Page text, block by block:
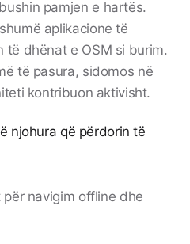
pamjen e hartës.
aplikacione të
të dhënat e OSM si burim.
të pasura, sidomos në
kontribuon aktivisht.
njohura që përdorin të
navigim offline dhe